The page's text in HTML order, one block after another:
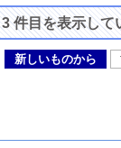
件目を表示して
新しいものから